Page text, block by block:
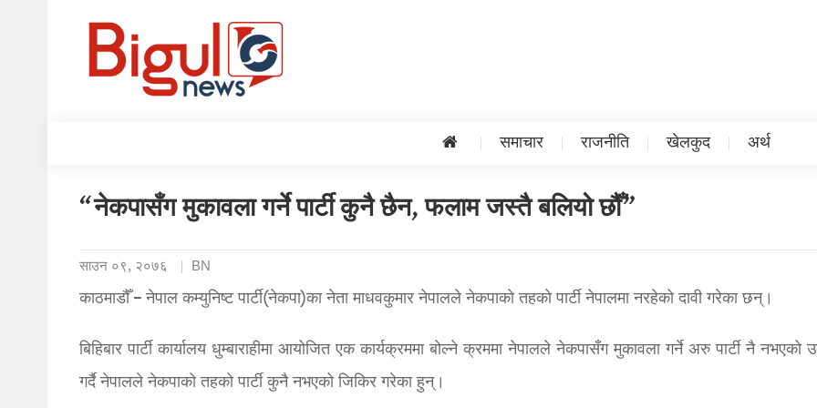
समाचार राजनीति खेलकुद अर्थ
“नेकपासँग मुकावला गर्ने पार्टी कुनै छैन, फलाम जस्तै बलियो छौँ”
साउन ०९, २०७६ BN
काठमाडौँ – नेपाल कम्युनिष्ट पार्टी(नेकपा)का नेता माधवकुमार नेपालले नेकपाको तहको पार्टी नेपालमा नरहेको दावी गरेका छन्।
बिहिबार पार्टी कार्यालय धुम्बाराहीमा आयोजित एक कार्यक्रममा बोल्ने क्रममा नेपालले नेकपासँग मुकावला गर्ने अरु पार्टी नै
गर्दै नेपालले नेकपाको तहको पार्टी कुनै नभएको जिकिर गरेका हुन्।